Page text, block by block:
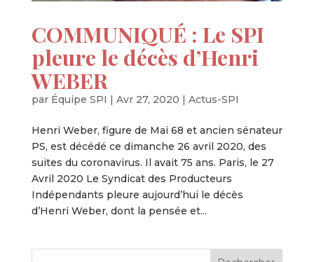
COMMUNIQUÉ : Le SPI
pleure le décès d’Henri
WEBER
par Équipe SPI | Avr 27, 2020 | Actus-SPI
Henri Weber, figure de Mai 68 et ancien sénateur
PS, est décédé ce dimanche 26 avril 2020, des
suites du coronavirus. Il avait 75 ans. Paris, le 27
Avril 2020 Le Syndicat des Producteurs
Indépendants pleure aujourd’hui le décès
d’Henri Weber, dont la pensée et...